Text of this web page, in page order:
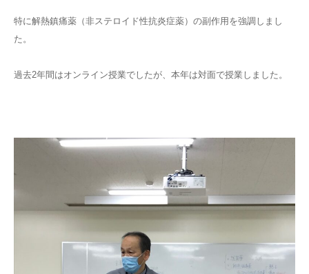
特に解熱鎮痛薬（非ステロイド性抗炎症薬）の副作用を強調しまし
た。
過去2年間はオンライン授業でしたが、本年は対面で授業しました。